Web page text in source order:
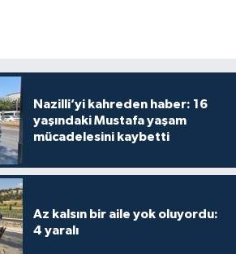
Nazilli’yi kahreden haber: 16
yaşındaki Mustafa yaşam
mücadelesini kaybetti
Az kalsın bir aile yok oluyordu:
4 yaralı